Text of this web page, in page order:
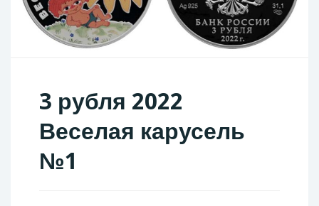
3 рубля 2022
Веселая карусель
№1